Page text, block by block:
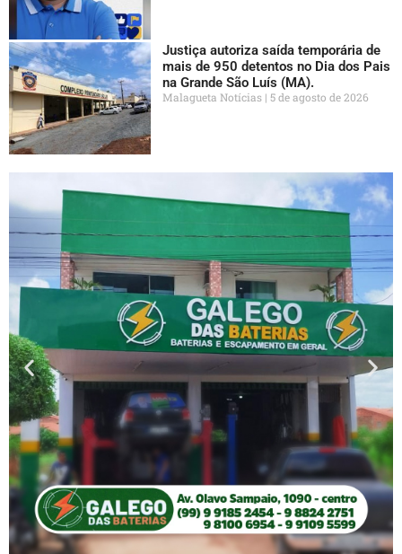
Justiça autoriza saída temporária de
mais de 950 detentos no Dia dos Pais
na Grande São Luís (MA).
Malagueta Notícias 5 de agosto de 2026